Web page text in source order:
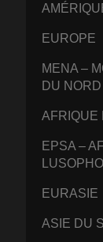
EUROPE
MENA –
DU NORD
AFRIQUE
EPSA –
EURASIE
ASIE DU